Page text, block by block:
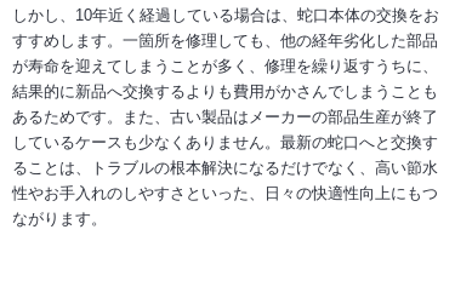
しかし、10年近く経過している場合は、蛇口本体の交換をお
すすめします。一箇所を修理しても、他の経年劣化した部品
が寿命を迎えてしまうことが多く、修理を繰り返すうちに、
結果的に新品へ交換するよりも費用がかさんでしまうことも
あるためです。また、古い製品はメーカーの部品生産が終了
しているケースも少なくありません。最新の蛇口へと交換す
ることは、トラブルの根本解決になるだけでなく、高い節水
性やお手入れのしやすさといった、日々の快適性向上にもつ
ながります。